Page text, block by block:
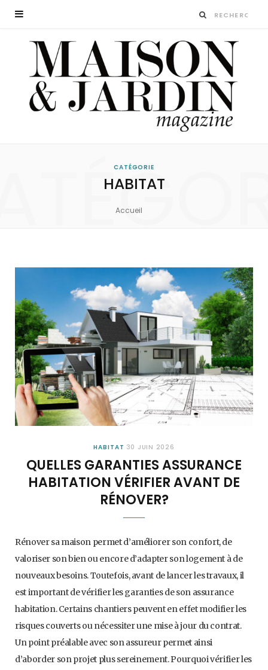
CATÉGORIE
HABITAT
Accueil
HABITAT 30 JUIN 2026
QUELLES GARANTIES ASSURANCE
HABITATION VÉRIFIER AVANT DE
RÉNOVER?
Rénover sa maison permet d’améliorer son confort, de
valoriser son bien ou encore d’adapter son logement à de
nouveaux besoins. Toutefois, avant de lancer les travaux, il
est important de vérifier les garanties de son assurance
habitation. Certains chantiers peuvent en effet modifier les
risques couverts ou nécessiter une mise à jour du contrat.
Un point préalable avec son assureur permet ainsi
d’aborder son projet plus sereinement. Pourquoi vérifier les